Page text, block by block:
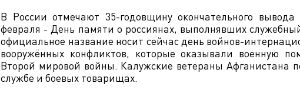
В России отмечают 35-годовщину окончательного вывода
февраля - День памяти о россиянах, выполнявших
официальное название носит сейчас день войнов-
вооружённых конфликтов, которые оказывали военную
Второй мировой войны. Калужские ветераны Афганистана
службе и боевых товарищах.